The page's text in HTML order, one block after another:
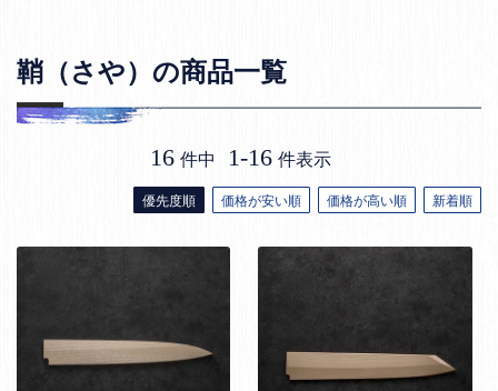
鞘（さや）の商品一覧
優先度順 価格が安い順 価格が高い順 新着順
16 件中 1-16 件表示